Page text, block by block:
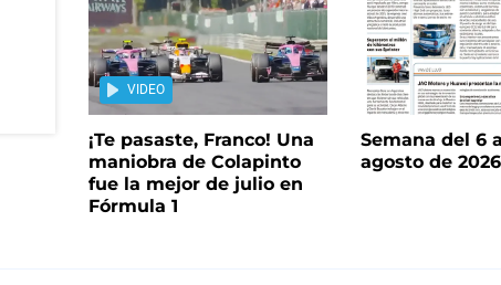
VIDEO
¡Te pasaste, Franco! Una
maniobra de Colapinto
fue la mejor de julio en
Fórmula 1
Semana del 6
agosto de 2026